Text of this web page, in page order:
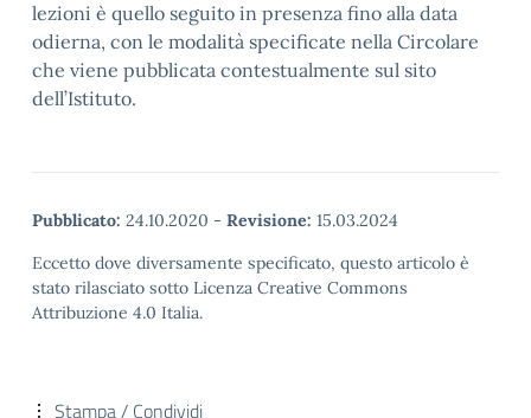
lezioni è quello seguito in presenza fino alla data
odierna, con le modalità specificate nella Circolare
che viene pubblicata contestualmente sul sito
dell’Istituto.
Pubblicato: 24.10.2020 - Revisione: 15.03.2024
Eccetto dove diversamente specificato, questo articolo è
stato rilasciato sotto Licenza Creative Commons
Attribuzione 4.0 Italia.
Stampa / Condividi